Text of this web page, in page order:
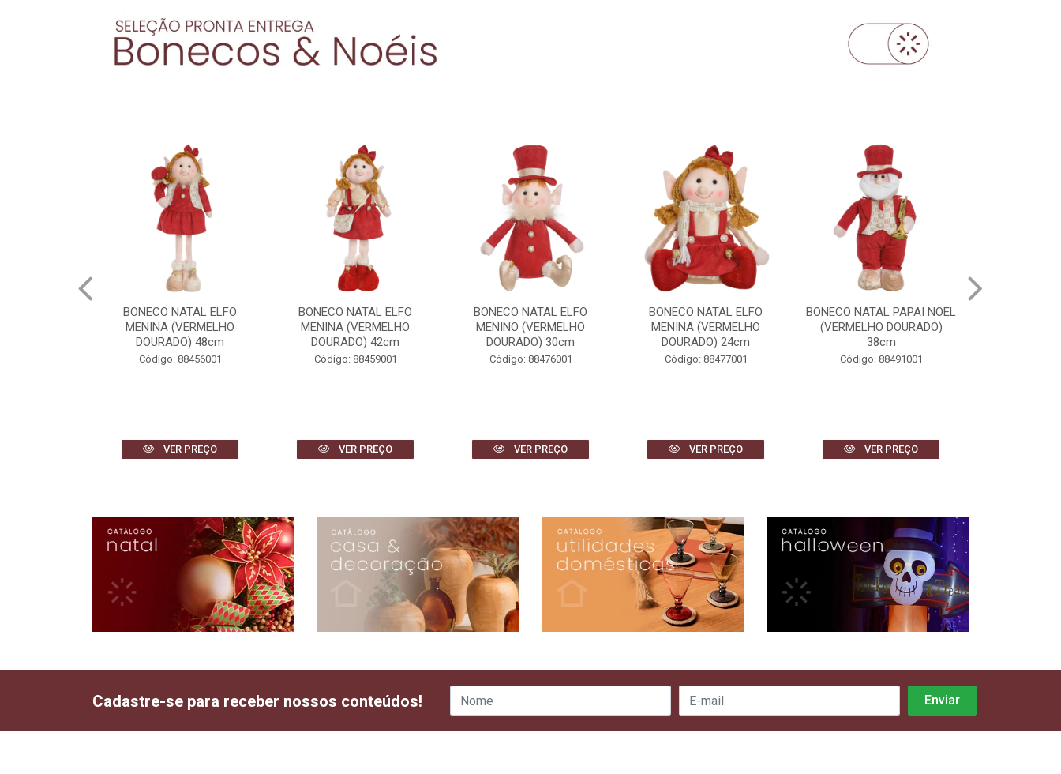
BONECO NATAL ELFO
MENINA (VERMELHO
DOURADO) 42cm
Código: 88459001
VER PREÇO
BONECO NATAL ELFO
MENINO (VERMELHO
DOURADO) 30cm
Código: 88476001
VER PREÇO
BONECO NATAL ELFO
MENINA (VERMELHO
DOURADO) 24cm
Código: 88477001
VER PREÇO
BONECO NATAL PAPAI NOEL
(VERMELHO DOURADO)
38cm
Código: 88491001
VER PREÇO
BONECO DE NEVE NATAL
(VERMELHO DOURADO)
40cm
Código: 88493001
VER PREÇO
Cadastre-se para receber nossos conteúdos!